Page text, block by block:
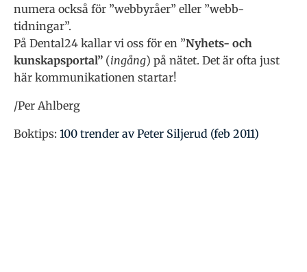
numera också för ”webbyråer” eller ”webb-
tidningar”.
På Dental24 kallar vi oss för en ”Nyhets- och
kunskapsportal” (ingång) på nätet. Det är ofta just
här kommunikationen startar!
/Per Ahlberg
Boktips: 100 trender av Peter Siljerud (feb 2011)